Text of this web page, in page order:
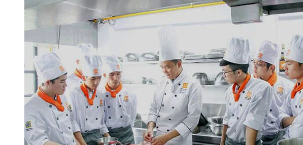
Nhạc Công Chuyên Nghiệp
Ca Sĩ Chuyên Nghiệp
Học Đàn Violin
Học Violin Cover
Học Đàn Piano
Học Piano Đệm Hát
Học Piano Trẻ Em
Học Đàn Guitar
Học Guitar Đệm Hát
Học Electric Guitar (Guitar Điện)
Học Electric Guitar Cover
Học Keyboard
Học Đánh Trống Jazz
Học Thanh Nhạc
Học Thanh Nhạc Trẻ Em